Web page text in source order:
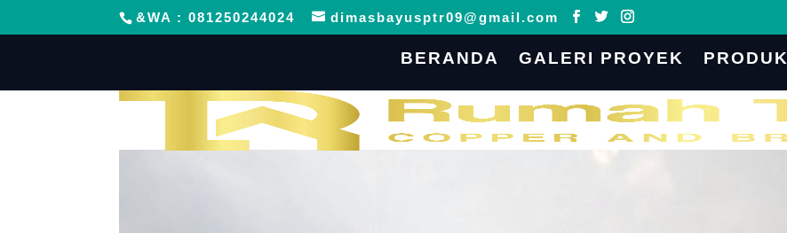
&WA : 081250244024 dimasbayusptr09@gmail.com
BERANDA GALERI PROYEK PRODUK